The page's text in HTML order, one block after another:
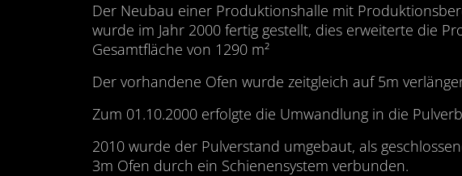
Der Neubau einer Produktionshalle mit
wurde im Jahr 2000 fertig gestellt, dies erweiterte die
Gesamtfläche von 1290 m²
Der vorhandene Ofen wurde zeitgleich auf 5m
Zum 01.10.2000 erfolgte die Umwandlung in die
2010 wurde der Pulverstand umgebaut, als
3m Ofen durch ein Schienensystem verbunden.